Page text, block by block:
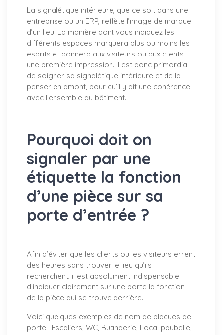
La signalétique intérieure, que ce soit dans une
entreprise ou un ERP, reflète l’image de marque
d’un lieu. La manière dont vous indiquez les
différents espaces marquera plus ou moins les
esprits et donnera aux visiteurs ou aux clients
une première impression. Il est donc primordial
de soigner sa signalétique intérieure et de la
penser en amont, pour qu’il y ait une cohérence
avec l’ensemble du bâtiment.
Pourquoi doit on
signaler par une
étiquette la fonction
d’une pièce sur sa
porte d’entrée ?
Afin d’éviter que les clients ou les visiteurs errent
des heures sans trouver le lieu qu’ils
recherchent, il est absolument indispensable
d’indiquer clairement sur une porte la fonction
de la pièce qui se trouve derrière.
Voici quelques exemples de nom de plaques de
porte : Escaliers, WC, Buanderie, Local poubelle,